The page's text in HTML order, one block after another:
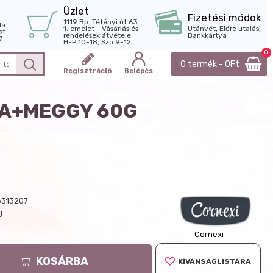
Üzlet
1119 Bp. Tétényi út 63.
1. emelet - Vásárlás és
rendelések átvétele
H-P 10-18, Szo 9-12
Fizetési módok
Utánvét, Előre utalás,
Bankkártya
Regisztráció Belépés
0 termék - 0Ft
0
60G
Cornexi
KOSÁRBA KÍVÁNSÁGLISTÁRA